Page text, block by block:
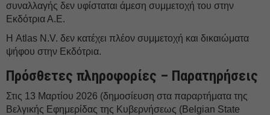
συναλλαγής δεν υφίσταται άμεση συμμετοχή του στην
Εκδότρια Α.Ε.
Η Atlas N.V. δεν κατέχει πλέον συμμετοχή και δικαιώματα
ψήφου στην Εκδότρια.
Πρόσθετες πληροφορίες – Παρατηρήσεις
Στις 13 Μαρτίου 2026 (δημοσίευση στα παραρτήματα της
Βελγικής Εφημερίδας της Κυβερνήσεως (Belgian State